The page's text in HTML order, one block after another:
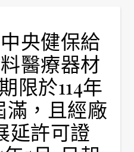
央健保給
醫療器材
限於114年
滿，且經廠
延許可證